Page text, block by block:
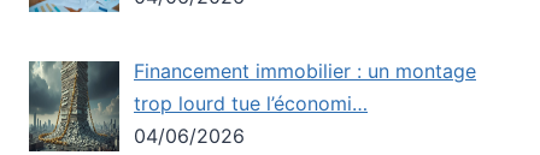
Financement immobilier : un montage
trop lourd tue l’économi…
04/06/2026